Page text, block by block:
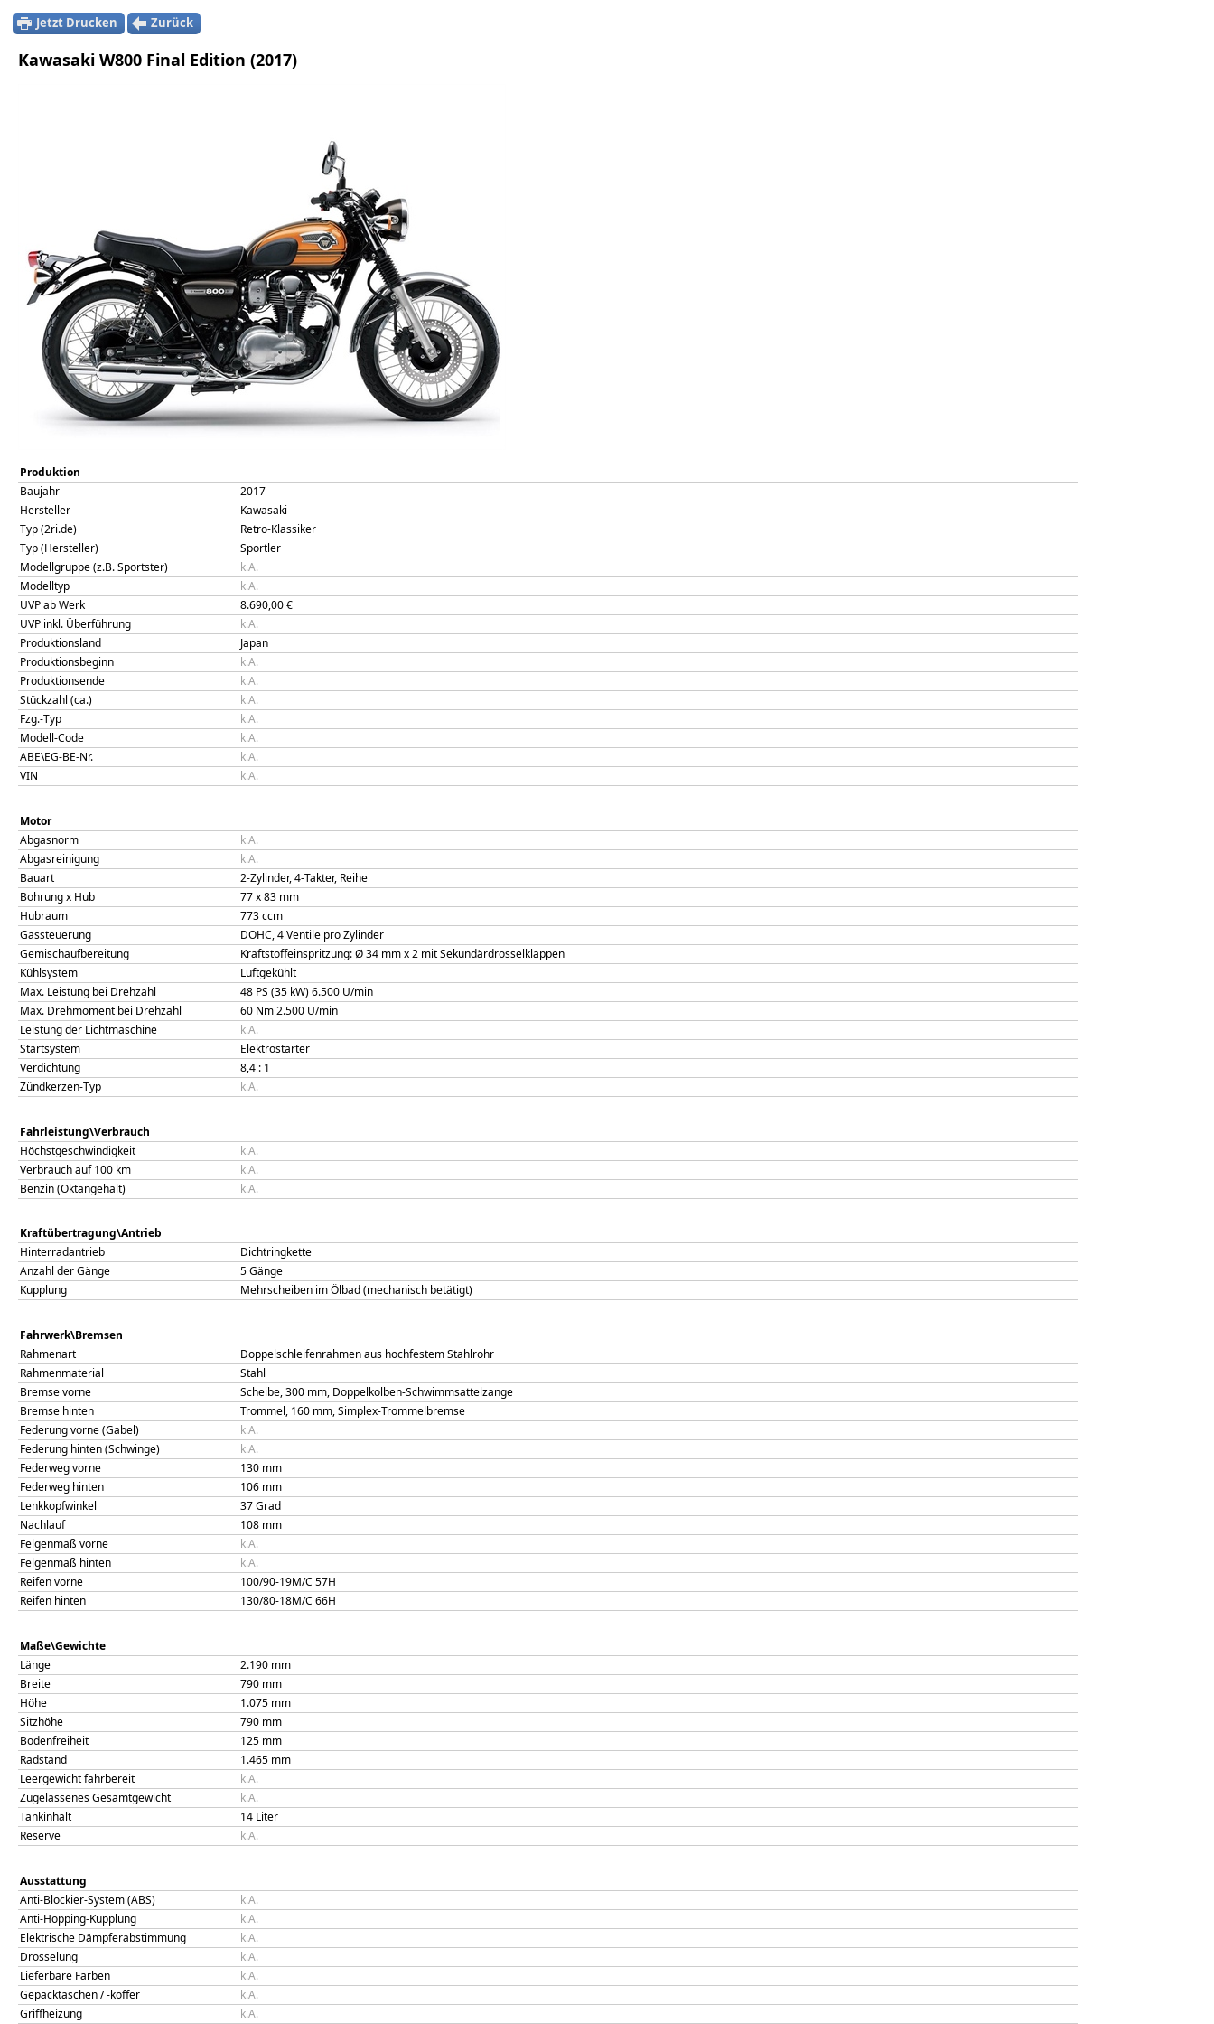
Jetzt Drucken Zurück
Kawasaki W800 Final Edition (2017)
Produktion
Baujahr
2017
Hersteller
Kawasaki
Typ (2ri.de)
Retro-Klassiker
Typ (Hersteller)
Sportler
Modellgruppe (z.B. Sportster)
k.A.
Modelltyp
k.A.
UVP ab Werk
8.690,00€
UVP inkl. Überführung
k.A.
Produktionsland
Japan
Produktionsbeginn
k.A.
Produktionsende
k.A.
Stückzahl (ca.)
k.A.
Fzg.-Typ
k.A.
Modell-Code
k.A.
ABE\EG-BE-Nr.
k.A.
VIN
k.A.
Motor
Abgasnorm
k.A.
Abgasreinigung
k.A.
Bauart
2-Zylinder, 4-Takter, Reihe
Bohrung x Hub
77x83 mm
Hubraum
773ccm
Gassteuerung
DOHC, 4 Ventile pro Zylinder
Gemischaufbereitung
Kraftstoffeinspritzung: Ø 34 mm x 2 mit Sekundärdrosselklappen
Kühlsystem
Luftgekühlt
Max. Leistung bei Drehzahl
48 PS (35 kW)6.500 U/min
Max. Drehmoment bei Drehzahl
60 Nm2.500 U/min
Leistung der Lichtmaschine
k.A.
Startsystem
Elektrostarter
Verdichtung
8,4 : 1
Zündkerzen-Typ
k.A.
Fahrleistung\Verbrauch
Höchstgeschwindigkeit
k.A.
Verbrauch auf 100 km
k.A.
Benzin (Oktangehalt)
k.A.
Kraftübertragung\Antrieb
Hinterradantrieb
Dichtringkette
Anzahl der Gänge
5 Gänge
Kupplung
Mehrscheiben im Ölbad (mechanisch betätigt)
Fahrwerk\Bremsen
Rahmenart
Doppelschleifenrahmen aus hochfestem Stahlrohr
Rahmenmaterial
Stahl
Bremse vorne
Scheibe, 300 mm, Doppelkolben-Schwimmsattelzange
Bremse hinten
Trommel, 160 mm, Simplex-Trommelbremse
Federung vorne (Gabel)
k.A.
Federung hinten (Schwinge)
k.A.
Federweg vorne
130 mm
Federweg hinten
106 mm
Lenkkopfwinkel
37Grad
Nachlauf
108 mm
Felgenmaß vorne
k.A.
Felgenmaß hinten
k.A.
Reifen vorne
100/90-19M/C 57H
Reifen hinten
130/80-18M/C 66H
Maße\Gewichte
Länge
2.190 mm
Breite
790 mm
Höhe
1.075 mm
Sitzhöhe
790 mm
Bodenfreiheit
125 mm
Radstand
1.465 mm
Leergewicht fahrbereit
k.A.
Zugelassenes Gesamtgewicht
k.A.
Tankinhalt
14 Liter
Reserve
k.A.
Ausstattung
Anti-Blockier-System (ABS)
k.A.
Anti-Hopping-Kupplung
k.A.
Elektrische Dämpferabstimmung
k.A.
Drosselung
k.A.
Lieferbare Farben
k.A.
Gepäcktaschen / -koffer
k.A.
Griffheizung
k.A.